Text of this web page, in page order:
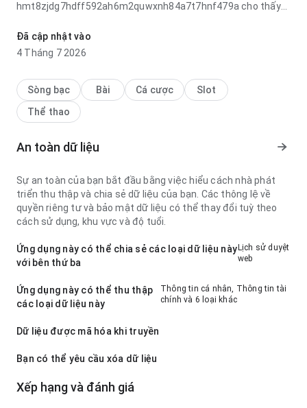
hmt8zjdg7hdff592ah6m2quwxnh84a7t7hnf479a cho thấy
giúp người dùng quyết định cài đặt nhanh hơn.
Đã cập nhật vào
4 Tháng 7 2026
Sòng bạc Bài Cá cược
Slot
Thể thao
An toàn dữ liệu
Sự an toàn của bạn bắt đầu bằng việc hiểu cách nhà phát
triển thu thập và chia sẻ dữ liệu của bạn. Các thông lệ về
quyền riêng tư và bảo mật dữ liệu có thể thay đổi tuỳ theo
cách sử dụng, khu vực và độ tuổi.
Ứng dụng này có thể chia sẻ các loại dữ liệu này
với bên thứ ba
Lịch sử duyệt
web
Ứng dụng này có thể thu thập
các loại dữ liệu này
Thông tin cá nhân, Thông tin tài
chính và 6 loại khác
Dữ liệu được mã hóa khi truyền
Bạn có thể yêu cầu xóa dữ liệu
Xếp hạng và đánh giá